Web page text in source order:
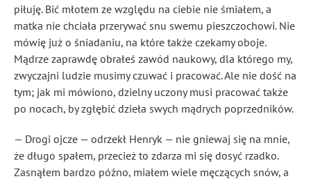
piłuję. Bić młotem ze względu na ciebie nie śmiałem, a
matka nie chciała przerywać snu swemu pieszczochowi. Nie
mówię już o śniadaniu, na które także czekamy oboje.
Mądrze zaprawdę obrałeś zawód naukowy, dla którego my,
zwyczajni ludzie musimy czuwać i pracować. Ale nie dość na
tym; jak mi mówiono, dzielny uczony musi pracować także
po nocach, by zgłębić dzieła swych mądrych poprzedników.
— Drogi ojcze — odrzekł Henryk — nie gniewaj się na mnie,
że długo spałem, przecież to zdarza mi się dosyć rzadko.
Zasnąłem bardzo późno, miałem wiele męczących snów, a